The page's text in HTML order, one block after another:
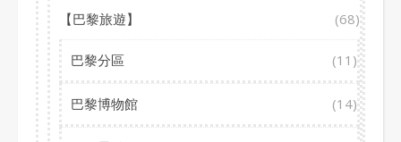
【巴黎旅遊】 (68)
巴黎分區 (11)
巴黎博物館 (14)